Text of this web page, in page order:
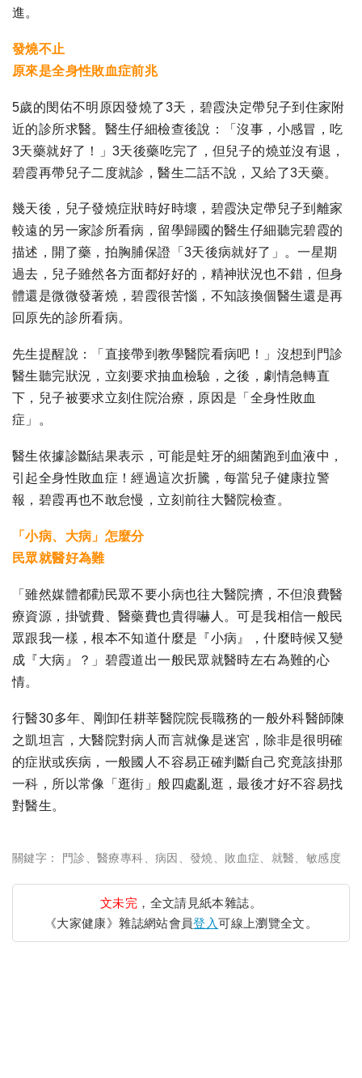
進。
發燒不止
原來是全身性敗血症前兆
5歲的閔佑不明原因發燒了3天，碧霞決定帶兒子到住家附
近的診所求醫。醫生仔細檢查後說：「沒事，小感冒，吃
3天藥就好了！」3天後藥吃完了，但兒子的燒並沒有退，
碧霞再帶兒子二度就診，醫生二話不說，又給了3天藥。
幾天後，兒子發燒症狀時好時壞，碧霞決定帶兒子到離家
較遠的另一家診所看病，留學歸國的醫生仔細聽完碧霞的
描述，開了藥，拍胸脯保證「3天後病就好了」。一星期
過去，兒子雖然各方面都好好的，精神狀況也不錯，但身
體還是微微發著燒，碧霞很苦惱，不知該換個醫生還是再
回原先的診所看病。
先生提醒說：「直接帶到教學醫院看病吧！」沒想到門診
醫生聽完狀況，立刻要求抽血檢驗，之後，劇情急轉直
下，兒子被要求立刻住院治療，原因是「全身性敗血
症」。
醫生依據診斷結果表示，可能是蛀牙的細菌跑到血液中，
引起全身性敗血症！經過這次折騰，每當兒子健康拉警
報，碧霞再也不敢怠慢，立刻前往大醫院檢查。
「小病、大病」怎麼分
民眾就醫好為難
「雖然媒體都勸民眾不要小病也往大醫院擠，不但浪費醫
療資源，掛號費、醫藥費也貴得嚇人。可是我相信一般民
眾跟我一樣，根本不知道什麼是『小病』，什麼時候又變
成『大病』？」碧霞道出一般民眾就醫時左右為難的心
情。
行醫30多年、剛卸任耕莘醫院院長職務的一般外科醫師陳
之凱坦言，大醫院對病人而言就像是迷宮，除非是很明確
的症狀或疾病，一般國人不容易正確判斷自己究竟該掛那
一科，所以常像「逛街」般四處亂逛，最後才好不容易找
對醫生。
關鍵字： 門診 醫療專科 病因 發燒 敗血症 就醫 敏感度
文未完 ，全文請見紙本雜誌。
《大家健康》雜誌網站會員登入可線上瀏覽全文。